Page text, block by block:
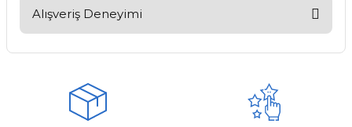
kullanarak tarafımıza iletebilirsiniz.
Görüş ve önerileriniz için teşekkür ederiz.
Ürün açıklamasında eksik bilgiler bulunuyor.
Ürün bilgilerinde hatalar bulunuyor.
Alışveriş Deneyimi
verin, size ulaşamıyorum.
Mehmet Kayış | 17/02/2026